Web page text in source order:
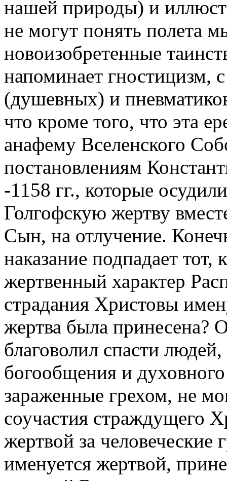
нашей природы) и
не могут понять полета
новоизобретенные
напоминает гностицизм,
(душевных) и
что кроме того, что эта
анафему Вселенского
постановлениям
-1158 гг., которые
Голгофскую жертву
Сын, на отлучение.
наказание подпадает тот,
жертвенный характер
страдания Христовы
жертва была принесена?
благоволил спасти
богообщения и
зараженные грехом, не
соучастия страждущего
жертвой за
именуется жертвой,